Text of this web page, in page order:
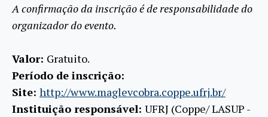
A confirmação da inscrição é de responsabilidade do
organizador do evento.
Valor: Gratuito.
Período de inscrição:
Site: http://www.maglevcobra.coppe.ufrj.br/
Instituição responsável: UFRJ (Coppe/ LASUP -